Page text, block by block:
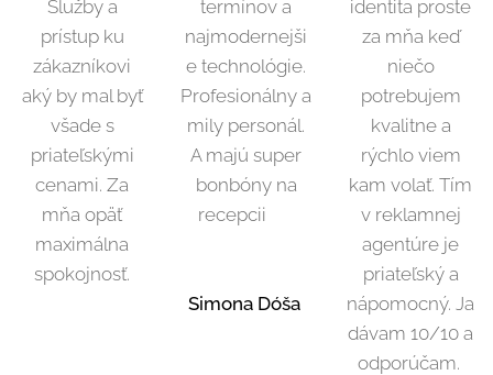
Služby a
prístup ku
zákazníkovi
aký by mal byť
všade s
priateľskými
cenami. Za
mňa opäť
maximálna
spokojnosť.
termínov a
najmodernejši
e technológie.
Profesionálny a
mily personál.
A majú super
bonbóny na
recepcii 😁
Simona Dóša
identita proste
za mňa keď
niečo
potrebujem
kvalitne a
rýchlo viem
kam volať. Tím
v reklamnej
agentúre je
priateľský a
nápomocný. Ja
dávam 10/10 a
odporúčam.